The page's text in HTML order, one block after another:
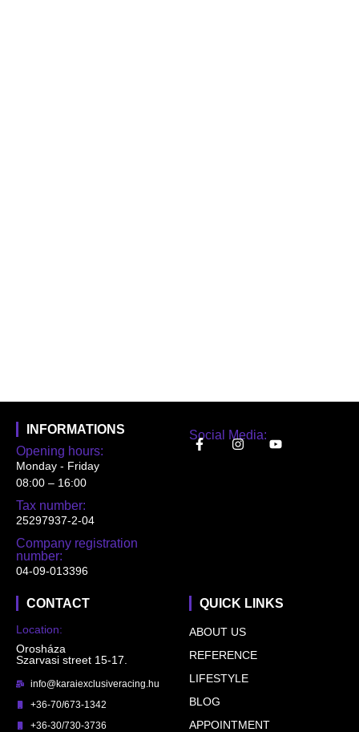
Social Media:
INFORMATIONS
Opening hours:
Monday - Friday
08:00 – 16:00
Tax number:
25297937-2-04
Company registration
number:
04-09-013396
QUICK LINKS
ABOUT US
REFERENCE
LIFESTYLE
BLOG
APPOINTMENT
CONTACT
Location:
Orosháza
Szarvasi street 15-17.
info@karaiexclusiveracing.hu
+36-70/673-1342
+36-30/730-3736